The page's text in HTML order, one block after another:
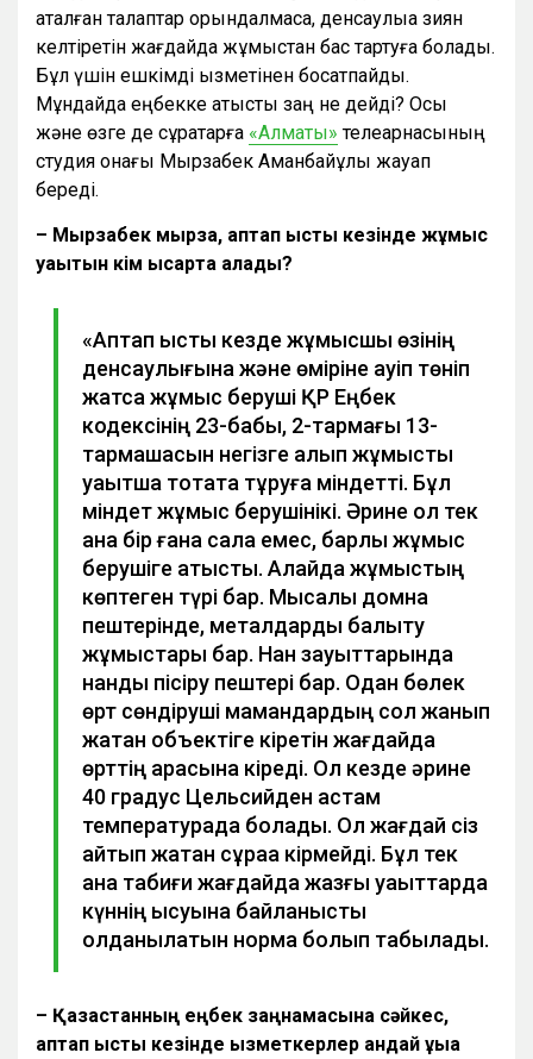
аталған талаптар орындалмаса, денсаулыққа зиян
келтіретін жағдайда жұмыстан бас тартуға болады.
Бұл үшін ешкімді қызметінен босатпайды.
Мұндайда еңбекке қатысты заң не дейді? Осы
және өзге де сұрақтарға «Алматы» телеарнасының
студия қонағы Мырзабек Аманбайұлы жауап
береді.
– Мырзабек мырза, аптап ыстық кезінде жұмыс
уақытын кім қысқарта алады?
«Аптап ыстық кезде жұмысшы өзінің
денсаулығына және өміріне қауіп төніп
жатса жұмыс беруші ҚР Еңбек
кодексінің 23-бабы, 2-тармағы 13-
тармақшасын негізге алып жұмысты
уақытша тоқтата тұруға міндетті. Бұл
міндет жұмыс берушінікі. Әрине ол тек
қана бір ғана сала емес, барлық жұмыс
берушіге қатысты. Алайда жұмыстың
көптеген түрі бар. Мысалы домна
пештерінде, металдарды балқыту
жұмыстары бар. Нан зауыттарында
нанды пісіру пештері бар. Одан бөлек
өрт сөндіруші мамандардың сол жанып
жатқан объектіге кіретін жағдайда
өрттің арасына кіреді. Ол кезде әрине
40 градус Цельсийден астам
температурада болады. Ол жағдай сіз
айтып жатқан сұраққа кірмейді. Бұл тек
қана табиғи жағдайда жазғы уақыттарда
күннің ысуына байланысты
қолданылатын норма болып табылады.
– Қазақстанның еңбек заңнамасына сәйкес,
аптап ыстық кезінде қызметкерлер қандай құқыққа